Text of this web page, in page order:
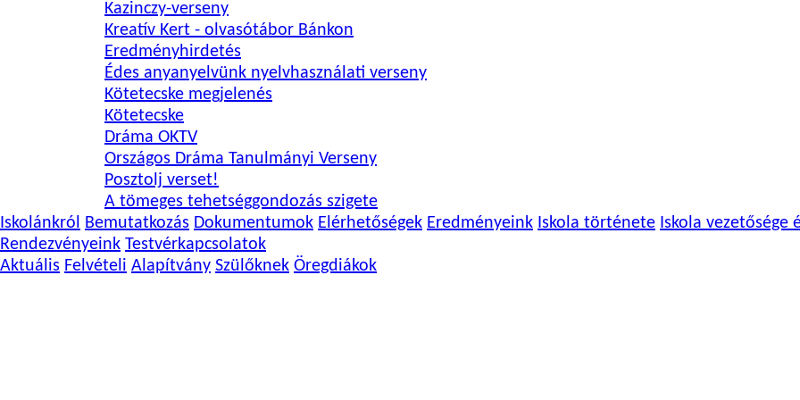
Kazinczy-verseny
Kreatív Kert - olvasótábor Bánkon
Eredményhirdetés
Édes anyanyelvünk nyelvhasználati verseny
Kötetecske megjelenés
Kötetecske
Dráma OKTV
Országos Dráma Tanulmányi Verseny
Posztolj verset!
A tömeges tehetséggondozás szigete
Iskolánkról
Bemutatkozás Dokumentumok Elérhetőségek Eredményeink Iskola története Iskola vezetősége
Rendezvényeink Testvérkapcsolatok
Aktuális Felvételi Alapítvány Szülőknek Öregdiákok